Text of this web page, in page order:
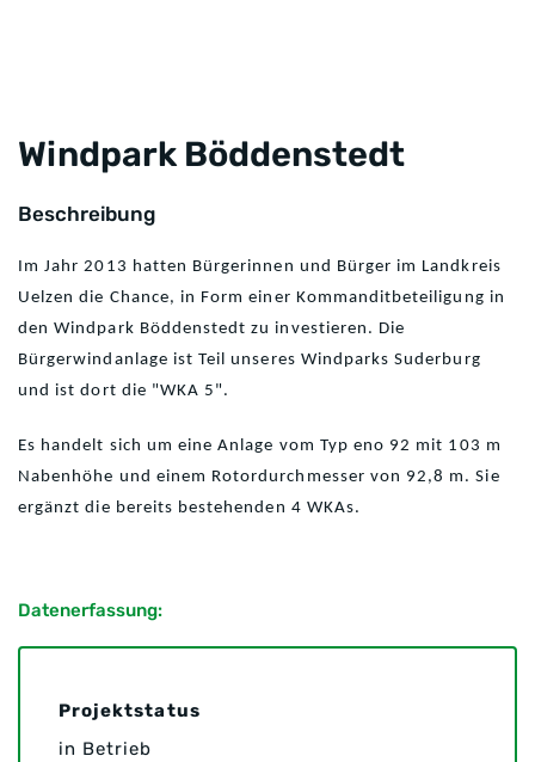
Windpark Böddenstedt
Beschreibung
Im Jahr 2013 hatten Bürgerinnen und Bürger im Landkreis
Uelzen die Chance, in Form einer Kommanditbeteiligung in
den Windpark Böddenstedt zu investieren. Die
Bürgerwindanlage ist Teil unseres Windparks Suderburg
und ist dort die "WKA 5".
Es handelt sich um eine Anlage vom Typ eno 92 mit 103 m
Nabenhöhe und einem Rotordurchmesser von 92,8 m. Sie
ergänzt die bereits bestehenden 4 WKAs.
Datenerfassung:
Projektstatus
in Betrieb